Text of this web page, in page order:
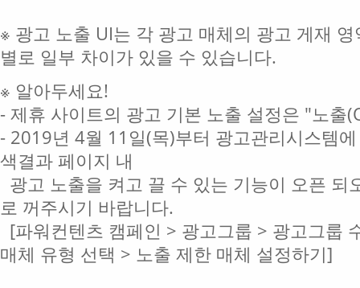
※ 광고 노출 UI는 각 광고 매체의 광고 게재
별로 일부 차이가 있을 수 있습니다.
※ 알아두세요!
- 제휴 사이트의 광고 기본 노출 설정은 "노출
- 2019년 4월 11일(목)부터 광고관리시스템에
색결과 페이지 내
광고 노출을 켜고 끌 수 있는 기능이 오픈 되
로 꺼주시기 바랍니다.
[파워컨텐츠 캠페인 > 광고그룹 > 광고그룹
매체 유형 선택 > 노출 제한 매체 설정하기]